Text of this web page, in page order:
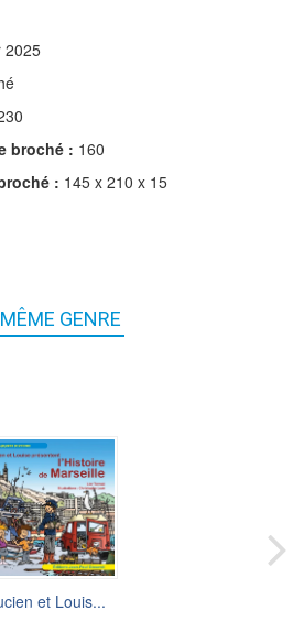
2025
broché : 160
: 145 x 210 x 15
GENRE
et Louis...